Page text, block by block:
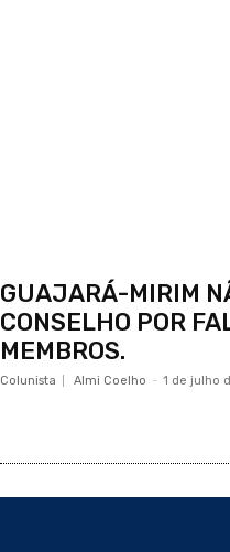
GUAJARÁ-MIRIM
CONSELHO POR
MEMBROS.
Colunista Almi Coelho - 1 de julho